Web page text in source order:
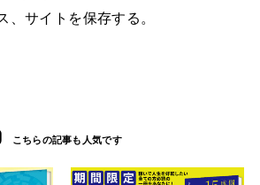
、サイトを保存する。